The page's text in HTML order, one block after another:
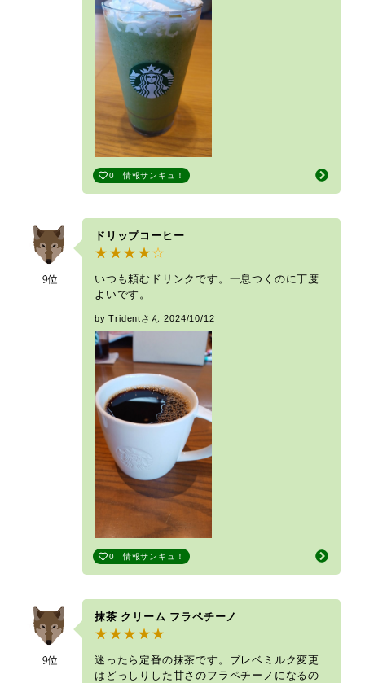
0 情報サンキュ！
ドリップコーヒー
いつも頼むドリンクです。一息つくのに丁度
よいです。
by Tridentさん 2024/10/12
0 情報サンキュ！
抹茶 クリーム フラペチーノ
迷ったら定番の抹茶です。ブレベミルク変更
はどっしりした甘さのフラペチーノになるの